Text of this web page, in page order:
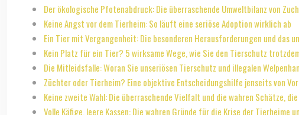
Der ökologische Pfotenabdruck: Die überraschende Umweltbilanz von
Keine Angst vor dem Tierheim: So läuft eine seriöse Adoption wirklich ab
Ein Tier mit Vergangenheit: Die besonderen Herausforderungen und das
Kein Platz für ein Tier? 5 wirksame Wege, wie Sie den Tierschutz
Die Mitleidsfalle: Woran Sie unseriösen Tierschutz und illegalen
Züchter oder Tierheim? Eine objektive Entscheidungshilfe jenseits von
Keine zweite Wahl: Die überraschende Vielfalt und die wahren Schätze,
Volle Käfige, leere Kassen: Die wahren Gründe für die Krise der Tierheime